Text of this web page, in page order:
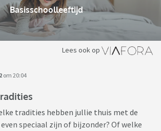
Basisschoolleeftijd
Lees ook op
om 20:04
tradities hebben jullie thuis met de
speciaal zijn of bijzonder? Of welke